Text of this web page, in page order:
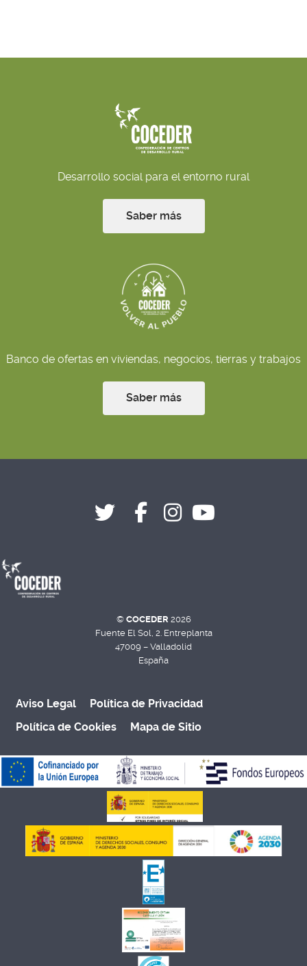
Desarrollo social para el entorno rural
Saber más
Banco de ofertas en viviendas, negocios, tierras y trabajos
Saber más
© COCEDER 2026
Fuente El Sol, 2. Entreplanta
47009 – Valladolid
España
Aviso Legal
Política de Privacidad
Política de Cookies
Mapa de Sitio